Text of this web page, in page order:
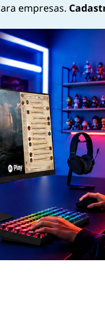
número0800-536-
item 2 of 4